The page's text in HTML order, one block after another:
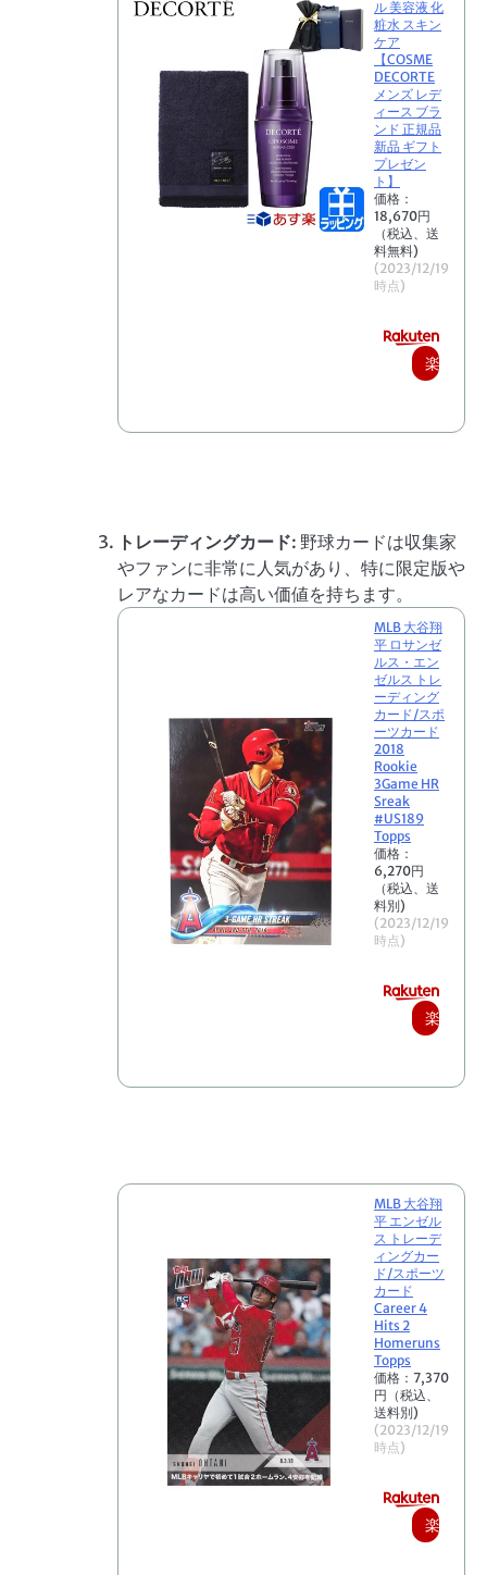
ル 美容液 化
粧水 スキン
ケア
【COSME
DECORTE
メンズ レデ
ィース ブラ
ンド 正規品
新品 ギフト
プレゼン
ト】
価格：
18,670円
（税込、送
料無料)
(2023/12/19
時点)
楽
で
トレーディングカード: 野球カードは収集家
やファンに非常に人気があり、特に限定版や
レアなカードは高い価値を持ちます。
MLB 大谷翔
平 ロサンゼ
ルス・エン
ゼルス トレ
ーディング
カード/スポ
ーツカード
2018
Rookie
3Game HR
Sreak
#US189
Topps
価格：
6,270円
（税込、送
料別)
(2023/12/19
時点)
楽
で
MLB 大谷翔
平 エンゼル
ス トレーデ
ィングカー
ド/スポーツ
カード
Career 4
Hits 2
Homeruns
Topps
価格：7,370
円（税込、
送料別)
(2023/12/19
時点)
楽